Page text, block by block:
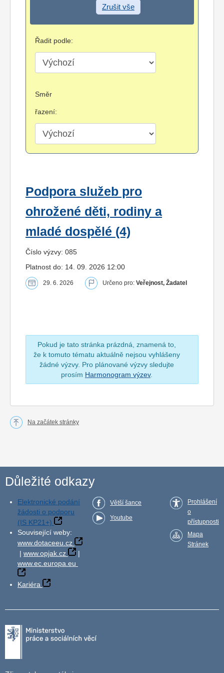
Zrušit vše
Řadit podle:
Směr
řazení:
Podpora služeb pro
ohrožené děti, rodiny a
mladé dospělé (4)
Číslo výzvy: 085
Platnost do: 14. 09. 2026 12:00
29. 6. 2026 Určeno pro: Veřejnost, Žadatel
Pokud je tato stránka prázdná, znamená to,
že k tomuto tématu aktuálně nejsou vyhlášeny
žádné výzvy. Pro plánované výzvy sledujte
prosím Harmonogram výzev.
Na začátek stránky
Důležité odkazy
Elektronické podání
žádosti o podporu
(IS KP21+)
Související weby:
www.dotaceeu.cz
| www.opjak.cz
|
www.ec.europa.eu
Kariéra
Větší šance
Youtube
Prohlášení
o
přístupnosti
Mapa
Stránek